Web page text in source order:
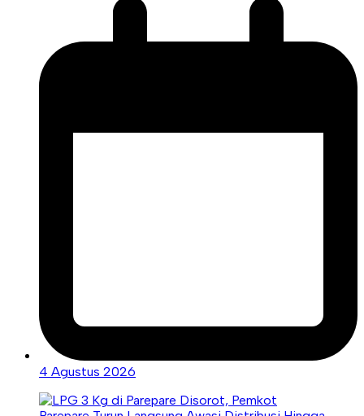
4 Agustus 2026